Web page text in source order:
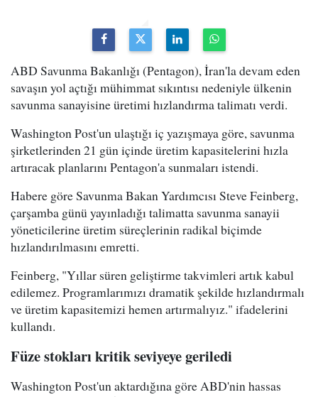
ABD Savunma Bakanlığı (Pentagon), İran'la devam eden
savaşın yol açtığı mühimmat sıkıntısı nedeniyle ülkenin
savunma sanayisine üretimi hızlandırma talimatı verdi.
Washington Post'un ulaştığı iç yazışmaya göre, savunma
şirketlerinden 21 gün içinde üretim kapasitelerini hızla
artıracak planlarını Pentagon'a sunmaları istendi.
Habere göre Savunma Bakan Yardımcısı Steve Feinberg,
çarşamba günü yayınladığı talimatta savunma sanayii
yöneticilerine üretim süreçlerinin radikal biçimde
hızlandırılmasını emretti.
Feinberg, "Yıllar süren geliştirme takvimleri artık kabul
edilemez. Programlarımızı dramatik şekilde hızlandırmalı
ve üretim kapasitemizi hemen artırmalıyız." ifadelerini
kullandı.
Füze stokları kritik seviyeye geriledi
Washington Post'un aktardığına göre ABD'nin hassas